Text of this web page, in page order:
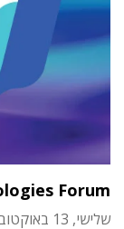
Forum
שלישי, 13 באוקטובר 2026